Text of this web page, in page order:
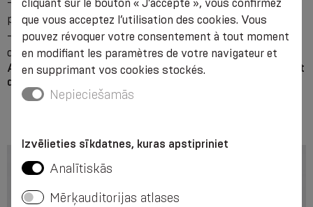
phlébectomie et pendant leur préparation ;
- en cas d’autres types de traitement chirurgical, en cas
d’oedème post-traumatique.
Attention ! Il est conseillé de consulter un médecin avant
d’utiliser des produits de compression de classe II.
cliquant sur le bouton « J’accepte », vous confirmez
que vous acceptez l’utilisation des cookies. Vous
pouvez révoquer votre consentement à tout moment
en modifiant les paramètres de votre navigateur et
en supprimant vos cookies stockés.
Nepieciešamās
Izvēlieties sīkdatnes, kuras apstipriniet
Analītiskās
Mērķauditorijas atlases